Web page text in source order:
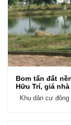
Bom tấn đất
Hữu Trí, giá
Khu dân cư đông